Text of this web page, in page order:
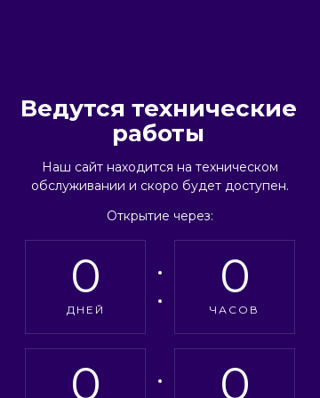
Ведутся технические
работы
Наш сайт находится на техническом
обслуживании и скоро будет доступен.
Открытие через:
0
ДНЕЙ
0
ЧАСОВ
0 0